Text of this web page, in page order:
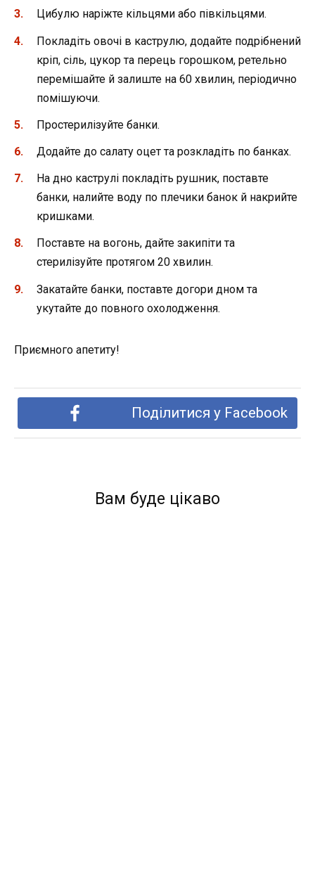
Цибулю наріжте кільцями або півкільцями.
Покладіть овочі в каструлю, додайте подрібнений
кріп, сіль, цукор та перець горошком, ретельно
перемішайте й залиште на 60 хвилин, періодично
помішуючи.
Простерилізуйте банки.
Додайте до салату оцет та розкладіть по банках.
На дно каструлі покладіть рушник, поставте
банки, налийте воду по плечики банок й накрийте
кришками.
Поставте на вогонь, дайте закипіти та
стерилізуйте протягом 20 хвилин.
Закатайте банки, поставте догори дном та
укутайте до повного охолодження.
Приємного апетиту!
Поділитися у Facebook
Вам буде цікаво